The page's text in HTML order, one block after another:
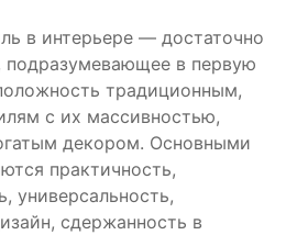
в интерьере — достаточно
подразумевающее в первую
традиционным,
с их массивностью,
декором. Основными
практичность,
универсальность,
сдержанность в